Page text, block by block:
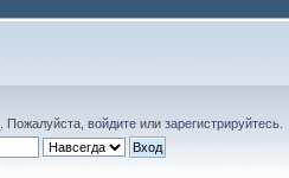
. Пожалуйста, войдите или зарегистрируйтесь